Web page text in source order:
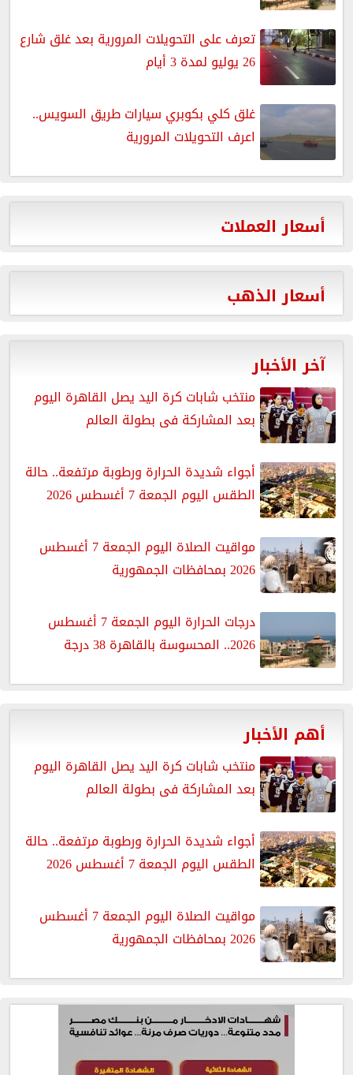
تعرف على التحويلات المرورية بعد غلق شارع
26 يوليو لمدة 3 أيام
غلق كلي بكوبري سيارات طريق السويس..
اعرف التحويلات المرورية
أسعار العملات
أسعار الذهب
آخر الأخبار
منتخب شابات كرة اليد يصل القاهرة اليوم
بعد المشاركة فى بطولة العالم
أجواء شديدة الحرارة ورطوبة مرتفعة.. حالة
الطقس اليوم الجمعة 7 أغسطس 2026
مواقيت الصلاة اليوم الجمعة 7 أغسطس
2026 بمحافظات الجمهورية
درجات الحرارة اليوم الجمعة 7 أغسطس
2026.. المحسوسة بالقاهرة 38 درجة
أهم الأخبار
منتخب شابات كرة اليد يصل القاهرة اليوم
بعد المشاركة فى بطولة العالم
أجواء شديدة الحرارة ورطوبة مرتفعة.. حالة
الطقس اليوم الجمعة 7 أغسطس 2026
مواقيت الصلاة اليوم الجمعة 7 أغسطس
2026 بمحافظات الجمهورية